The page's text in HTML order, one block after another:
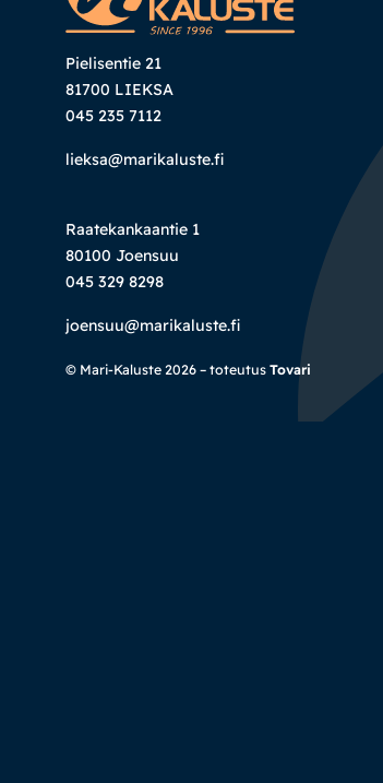
Pielisentie 21
81700 LIEKSA
045 235 7112
lieksa@marikaluste.fi
Raatekankaantie 1
80100 Joensuu
045 329 8298
joensuu@marikaluste.fi
© Mari-Kaluste 2026 – toteutus Tovari